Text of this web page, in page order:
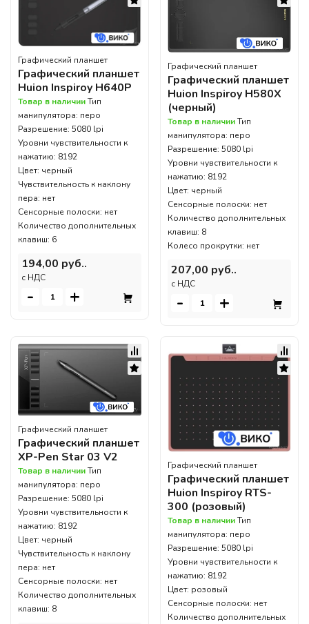
Графический планшет
Графический планшет
Huion Inspiroy H640P
Товар в наличииТип
манипулятора: перо
Разрешение: 5080 lpi
Уровни чувствительности к
нажатию: 8192
Цвет: черный
Чувствительность к наклону
пера: нет
Сенсорные полоски: нет
Количество дополнительных
клавиш: 6
194,00 руб..
c НДС
- +
Графический планшет
Графический планшет
Huion Inspiroy H580X
(черный)
Товар в наличииТип
манипулятора: перо
Разрешение: 5080 lpi
Уровни чувствительности к
нажатию: 8192
Цвет: черный
Сенсорные полоски: нет
Количество дополнительных
клавиш: 8
Колесо прокрутки: нет
207,00 руб..
c НДС
- +
Графический планшет
Графический планшет
XP-Pen Star 03 V2
Товар в наличииТип
манипулятора: перо
Разрешение: 5080 lpi
Уровни чувствительности к
нажатию: 8192
Цвет: черный
Чувствительность к наклону
пера: нет
Сенсорные полоски: нет
Количество дополнительных
клавиш: 8
Графический планшет
Графический планшет
Huion Inspiroy RTS-
300 (розовый)
Товар в наличииТип
манипулятора: перо
Разрешение: 5080 lpi
Уровни чувствительности к
нажатию: 8192
Цвет: розовый
Сенсорные полоски: нет
Количество дополнительных